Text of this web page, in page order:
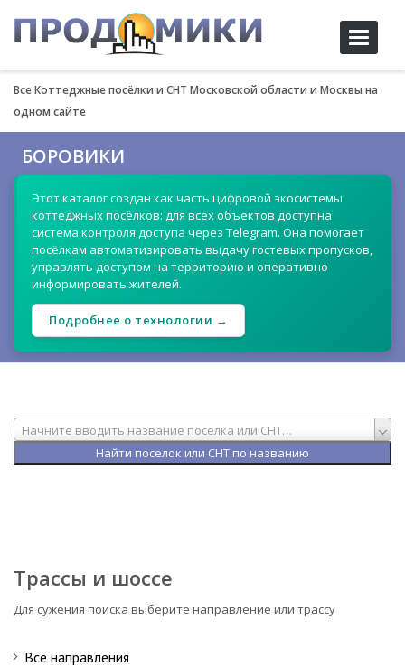
Toggle
Все Коттеджные посёлки и СНТ Московской области и Москвы на
одном сайте
БОРОВИКИ
Этот каталог создан как часть цифровой экосистемы
коттеджных посёлков: для всех объектов доступна
система контроля доступа через Telegram. Она помогает
посёлкам автоматизировать выдачу гостевых пропусков,
управлять доступом на территорию и оперативно
информировать жителей.
Подробнее о технологии →
Начните вводить название поселка или СНТ…
Трассы и шоссе
Для сужения поиска выберите направление или трассу
Все направления